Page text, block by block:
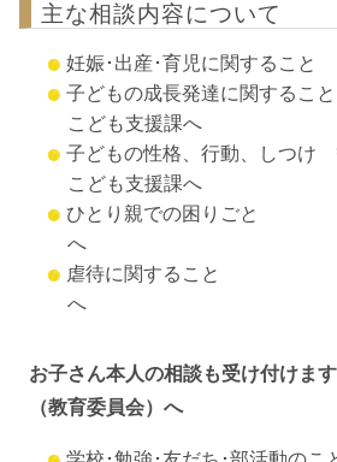
主な相談内容について
妊娠･出産･育児に関する
子どもの成長発達に関する
こども支援課へ
子どもの性格、行動、しつ
こども支援課へ
ひとり親での困りご
へ
虐待に関すること
へ
お子さん本人の相談も受け付け
（教育委員会）へ